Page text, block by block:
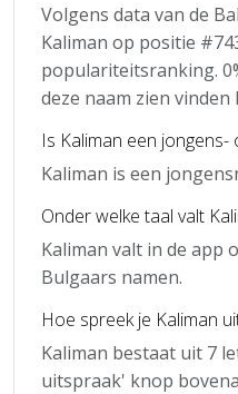
Volgens data van de
Kaliman op positie
populariteitsranking.
deze naam zien vinden
Is Kaliman een jongens-
Kaliman is een
Onder welke taal valt
Kaliman valt in de app
Bulgaars namen.
Hoe spreek je Kaliman
Kaliman bestaat uit 7
uitspraak' knop